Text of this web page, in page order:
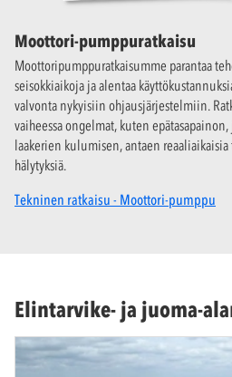
Moottori-pumppuratkaisu
Moottoripumppuratkaisumme parantaa
seisokkiaikoja ja alentaa
valvonta nykyisiin ohjausjärjestelmiin.
vaiheessa ongelmat, kuten
laakerien kulumisen, antaen
hälytyksiä.
Tekninen ratkaisu - Moottori-pumppu
Elintarvike- ja juoma-